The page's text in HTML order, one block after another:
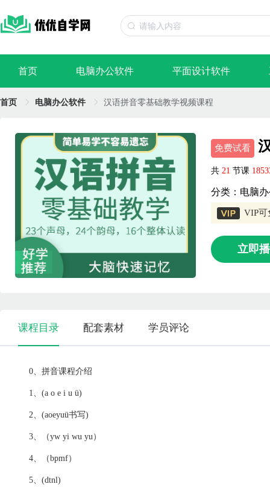
首页 电脑办公软件 平面设计软件
首页 电脑办公软件 汉语拼音零基础教学视频课程
免费试看
共 21 节课
分类：电脑
VIP可
立即
课程目录 配套素材 学员评论
0、拼音课程介绍
1、(a o e i u ü)
2、(aoeyuü书写)
3、（yw yi wu yu）
4、（bpmf）
5、(dtnl)